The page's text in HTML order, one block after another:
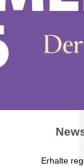
Erhalte